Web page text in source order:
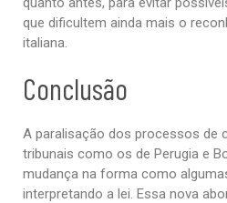
que dificultem ainda mais o
italiana.
Conclusão
A paralisação dos processos de
tribunais como os de Perugia e
mudança na forma como
interpretando a lei. Essa nova